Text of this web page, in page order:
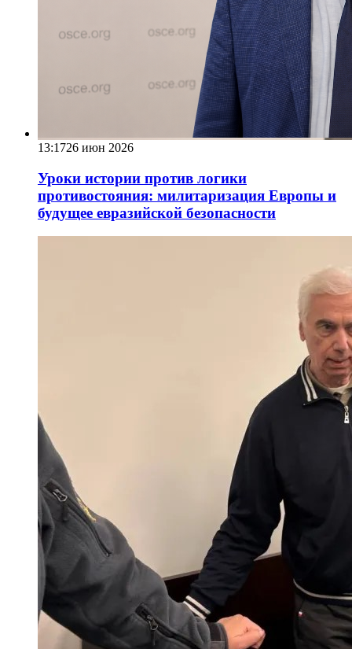
13:1726 июн 2026
Уроки истории против логики
противостояния: милитаризация Европы и
будущее евразийской безопасности